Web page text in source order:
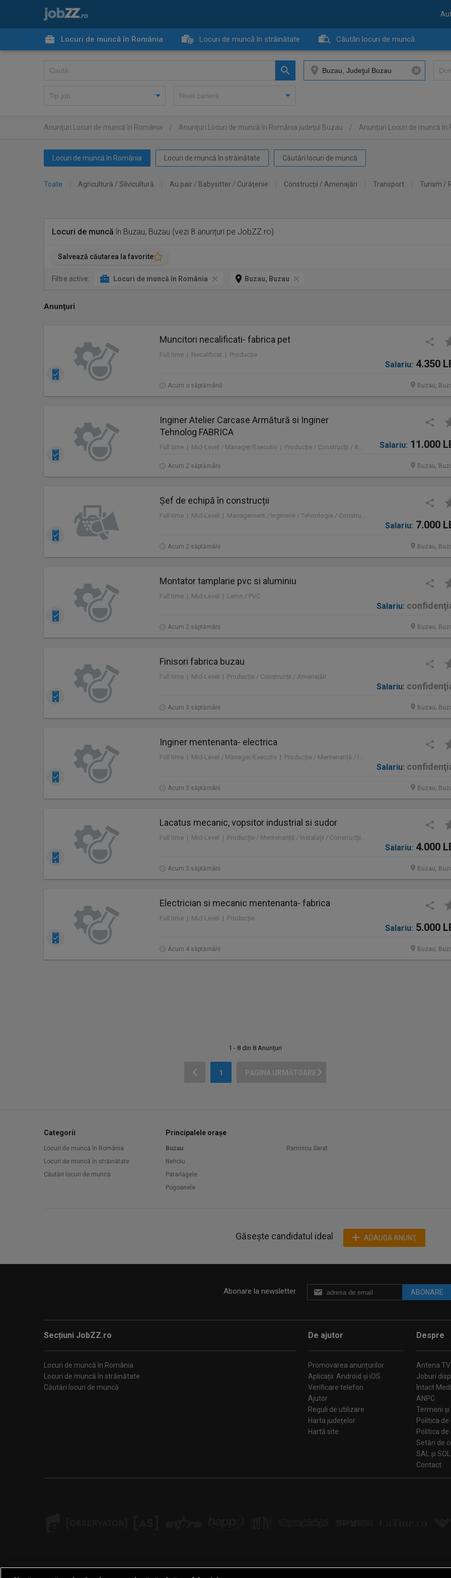
Locuri de muncă în România Locuri de muncă în străinătate Căutări locuri de muncă
Anunţuri Locuri de muncă în România / Anunţuri Locuri de muncă în România judeţul Buzau / Anunţuri Locuri de muncă în
Locuri de muncă în România Locuri de muncă în străinătate Căutări locuri de muncă
Toate Agricultură / Silvicultură Au pair / Babysitter / Curăţenie Construcţii / Amenajări Transport Turism /
Locuri de muncă în Buzau, Buzau (vezi 8 anunțuri pe JobZZ.ro)
Salvează căutarea la favorite
Filtre active: Locuri de muncă în România Buzau, Buzau
Anunţuri
Muncitori necalificati- fabrica pet
Full time | Necalificat | Producție
Salariu: 4.350
Acum o săptămână Buzau,
Inginer Atelier Carcase Armătură si Inginer
Tehnolog FABRICA
Full time | Mid-Level / Manager/Executiv | Producție / Construcţii / Amenajări Salariu: 11.000
Acum 2 săptămâni Buzau,
Șef de echipă în construcții
Full time | Mid-Level | Management / Inginerie / Tehnologie / Construcţii / Amenajări
Salariu: 7.000
Acum 2 săptămâni Buzau,
Montator tamplarie pvc si aluminiu
Full time | Mid-Level | Lemn / PVC
Salariu:
Acum 2 săptămâni Buzau,
Finisori fabrica buzau
Full time | Mid-Level | Producție / Construcţii / Amenajări
Salariu:
Acum 3 săptămâni Buzau,
Inginer mentenanta- electrica
Full time | Mid-Level / Manager/Executiv | Producție / Mentenanță / Instalații / Inginerie / Tehnologie / Construcţii / Amenajări
Salariu:
Acum 3 săptămâni Buzau,
Lacatus mecanic, vopsitor industrial si sudor
Full time | Mid-Level | Producție / Mentenanță / Instalații / Construcţii / Amenajări
Salariu: 4.000
Acum 3 săptămâni Buzau,
Electrician si mecanic mentenanta- fabrica
Full time | Mid-Level | Producție
Salariu: 5.000
Acum 4 săptămâni Buzau,
1 - 8 din 8 Anunțuri
1 PAGINA URMĂTOARE
Categorii
Locuri de muncă în România
Locuri de muncă în străinătate
Căutări locuri de muncă
Principalele orașe
Buzau
Nehoiu
Patarlagele
Pogoanele
Ramnicu Sarat
Găsește candidatul ideal ADAUGĂ ANUNŢ
Abonare la newsletter ABONARE
Secțiuni JobZZ.ro
Locuri de muncă în România
Locuri de muncă în străinătate
Căutări locuri de muncă
De ajutor
Promovarea anunțurilor
Aplicații: Android și iOS
Verificare telefon
Ajutor
Reguli de utilizare
Harta judeţelor
Hartă site
Despre
Antena TV
Joburi
Intact
ANPC
Termeni și
Politica de
Politica
SAL și SOL
Contact